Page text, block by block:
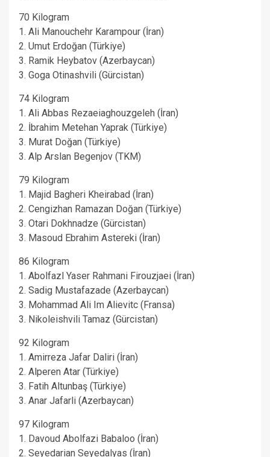
70 Kilogram
1. Ali Manouchehr Karampour (İran)
2. Umut Erdoğan (Türkiye)
3. Ramik Heybatov (Azerbaycan)
3. Goga Otinashvili (Gürcistan)
74 Kilogram
1. Ali Abbas Rezaeiaghouzgeleh (İran)
2. İbrahim Metehan Yaprak (Türkiye)
3. Murat Doğan (Türkiye)
3. Alp Arslan Begenjov (TKM)
79 Kilogram
1. Majid Bagheri Kheirabad (İran)
2. Cengizhan Ramazan Doğan (Türkiye)
3. Otari Dokhnadze (Gürcistan)
3. Masoud Ebrahim Astereki (İran)
86 Kilogram
1. Abolfazl Yaser Rahmani Firouzjaei (İran)
2. Sadig Mustafazade (Azerbaycan)
3. Mohammad Ali Im Alievitc (Fransa)
3. Nikoleishvili Tamaz (Gürcistan)
92 Kilogram
1. Amirreza Jafar Daliri (İran)
2. Alperen Atar (Türkiye)
3. Fatih Altunbaş (Türkiye)
3. Anar Jafarli (Azerbaycan)
97 Kilogram
1. Davoud Abolfazi Babaloo (İran)
2. Seyedarian Seyedalyas (İran)